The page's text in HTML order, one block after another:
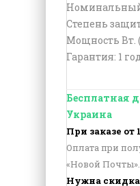
Номинальный
Степень
Мощность Вт.
Гарантия: 1
Бесплатная
Украина
При заказе от
Оплата при
«Новой Почты».
Нужна